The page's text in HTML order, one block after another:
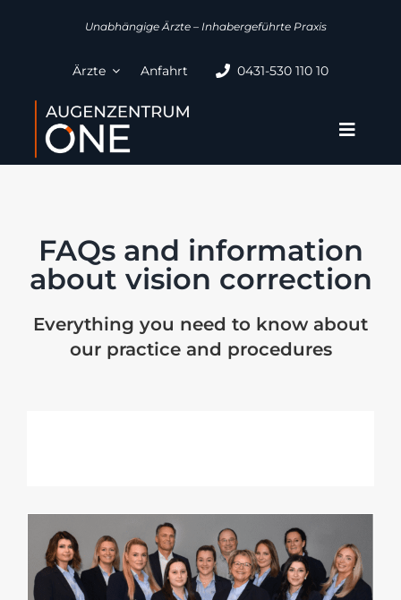
Unabhängige Ärzte – Inhabergeführte Praxis
Ärzte Anfahrt 0431-530 110 10
Toggle
Grauer Star OP
Behandlungen
FAQs and information
about vision correction
Everything you need to know about
our practice and procedures